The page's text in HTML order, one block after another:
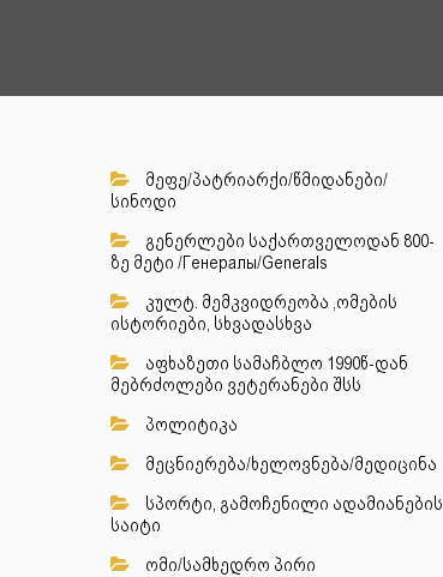
მეფე/პატრიარქი/წმიდანები/
სინოდი
გენერლები საქართველოდან 800-
ზე მეტი /Генералы/Generals
კულტ. მემკვიდრეობა ,ომების
ისტორიები, სხვადასხვა
აფხაზეთი სამაჩბლო 1990წ-დან
მებრძოლები ვეტერანები შსს
პოლიტიკა
მეცნიერება/ხელოვნება/მედიცინა
სპორტი, გამოჩენილი ადამიანების
საიტი
ომი/სამხედრო პირი